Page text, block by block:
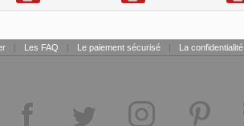
| Les FAQ | Le paiement sécurisé | La confidentialité